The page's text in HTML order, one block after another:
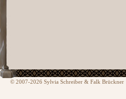
© 2007-2026 Sylvia Schreiber & Falk Brückner